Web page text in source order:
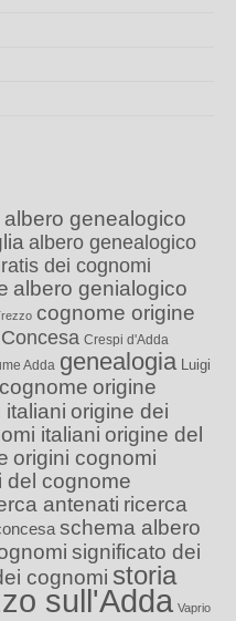
albero genealogico
albero genealogico
dei cognomi
albero genialogico
cognome origine
Concesa Crespi d'Adda
Adda genealogia Luigi
origine
italiani origine dei
italiani origine del
origini cognomi
del cognome
antenati ricerca
schema albero
significato dei
cognomi storia
sull'Adda Vaprio